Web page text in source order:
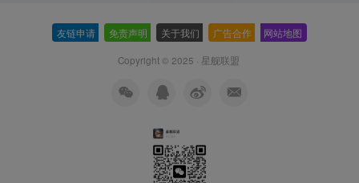
友链申请 免责声明 关于我们 广告合作 网站地图
Copyright © 2025 · 星舰联盟